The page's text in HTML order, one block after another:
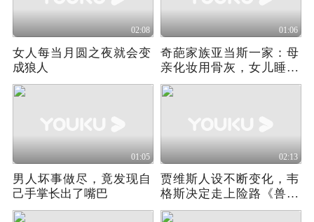
02:08
女人每当月圆之夜就会变
成狼人
01:06
奇葩家族亚当斯一家：母
亲化妆用骨灰，女儿睡觉
断头台（下）
01:05
男人坏事做尽，竟发现自
己手掌长出了嘴巴
02:13
贾维斯人设不断变化，韦
格斯决定走上险路《兽藏
我心》02